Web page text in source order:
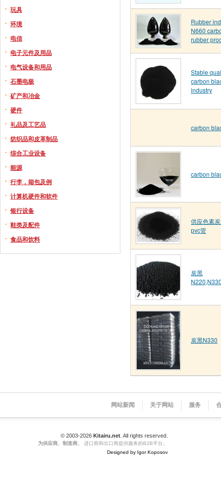
玩具
环境
电信
电子元件及用品
电气设备和用品
石墨电极
矿产和冶金
硬件
礼品及工艺品
纺织品和皮革制品
综合工业设备
能源
行李，箱包及例
计算机硬件和软件
银行设备
鞋类及配件
食品和饮料
Rubber
N660
rubber
Stable
carbon
industry
carbon
carbon
供应色素
pvc管
炭黑
炭黑N330
网站新闻 关于网站 服务
© 2003-2026 Kitairu.net . All rights reserved.
为供应商、制造商、
进口商和出口商提供服务的B2B平台。
Designed by Igor Koposov